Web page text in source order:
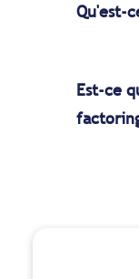
Qu'est-
Est-ce